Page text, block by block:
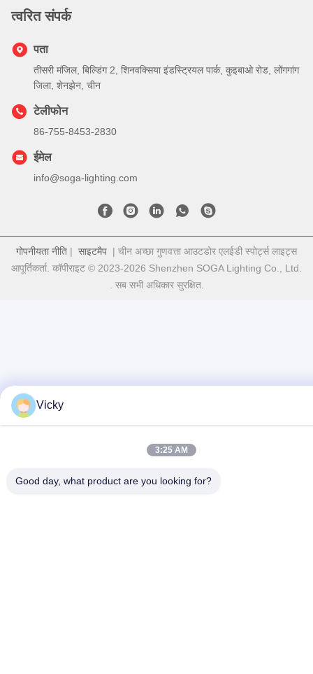
त्वरित संपर्क
पता
तीसरी मंजिल, बिल्डिंग 2, शिनवक्सिया इंडस्ट्रियल पार्क, कुइबाओ रोड, लोंगगांग
जिला, शेनझेन, चीन
टेलीफोन
86-755-8453-2830
ईमेल
info@soga-lighting.com
गोपनीयता नीति | साइटमैप | चीन अच्छा गुणवत्ता आउटडोर एलईडी स्पोर्ट्स लाइट्स
आपूर्तिकर्ता. कॉपीराइट © 2023-2026 Shenzhen SOGA Lighting Co., Ltd.
. सब सभी अधिकार सुरक्षित.
Vicky
3:25 AM
Good day, what product are you looking for?